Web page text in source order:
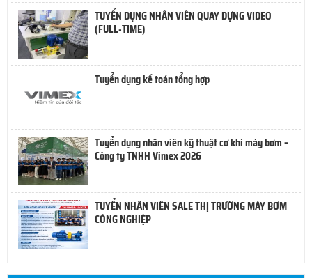
TUYỂN DỤNG NHÂN VIÊN QUAY DỰNG VIDEO
(FULL-TIME)
Tuyển dụng kế toán tổng hợp
Tuyển dụng nhân viên kỹ thuật cơ khí máy bơm –
Công ty TNHH Vimex 2026
TUYỂN NHÂN VIÊN SALE THỊ TRƯỜNG MÁY BƠM
CÔNG NGHIỆP